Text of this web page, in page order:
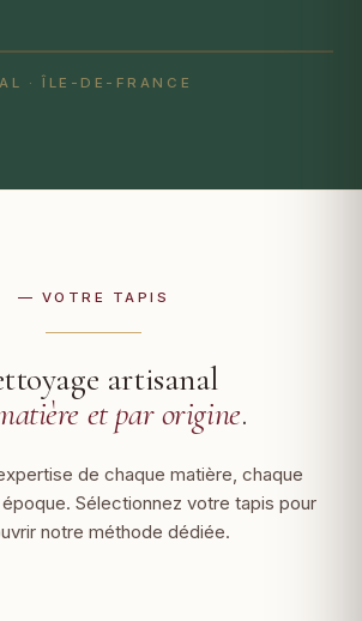
· ÎLE-DE-FRANCE
— VOTRE TAPIS
artisanal
et par origine.
de chaque matière, chaque
Sélectionnez votre tapis pour
notre méthode dédiée.